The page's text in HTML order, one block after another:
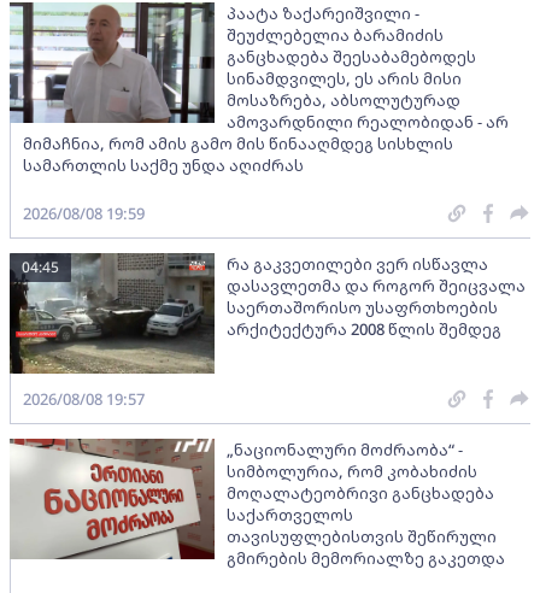
პაატა ზაქარეიშვილი -
შეუძლებელია ბარამიძის
განცხადება შეესაბამებოდეს
სინამდვილეს, ეს არის მისი
მოსაზრება, აბსოლუტურად
ამოვარდნილი რეალობიდან - არ
მიმაჩნია, რომ ამის გამო მის წინააღმდეგ სისხლის
სამართლის საქმე უნდა აღიძრას
2026/08/08 19:59
რა გაკვეთილები ვერ ისწავლა
დასავლეთმა და როგორ შეიცვალა
საერთაშორისო უსაფრთხოების
არქიტექტურა 2008 წლის შემდეგ
04:45
2026/08/08 19:57
„ნაციონალური მოძრაობა“ -
სიმბოლურია, რომ კობახიძის
მოღალატეობრივი განცხადება
საქართველოს
თავისუფლებისთვის შეწირული
გმირების მემორიალზე გაკეთდა